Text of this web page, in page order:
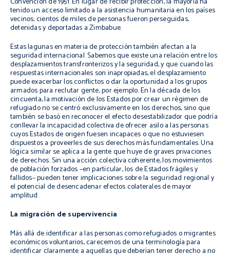
tenido un acceso limitado a la asistencia humanitaria en los países
vecinos; cientos de miles de personas fueron perseguidas,
detenidas y deportadas a Zimbabue.
Estas lagunas en materia de protección también afectan a la
seguridad internacional. Sabemos que existe una relación entre los
desplazamientos transfronterizos y la seguridad, y que cuando las
respuestas internacionales son inapropiadas, el desplazamiento
puede exacerbar los conflictos o dar la oportunidad a los grupos
armados para reclutar gente, por ejemplo. En la década de los
cincuenta, la motivación de los Estados por crear un régimen de
refugiado no se centró exclusivamente en los derechos, sino que
también se basó en reconocer el efecto desestabilizador que podría
conllevar la incapacidad colectiva de ofrecer asilo a las personas
cuyos Estados de origen fuesen incapaces o que no estuviesen
dispuestos a proveerles de sus derechos más fundamentales. Una
lógica similar se aplica a la gente que huye de graves privaciones
de derechos. Sin una acción colectiva coherente, los movimientos
de población forzados –en particular, los de Estados frágiles y
fallidos– pueden tener implicaciones sobre la seguridad regional y
el potencial de desencadenar efectos colaterales de mayor
amplitud.
La migración de supervivencia
Más allá de identificar a las personas como refugiados o migrantes
económicos voluntarios, carecemos de una terminología para
identificar claramente a aquellas que deberían tener derecho a no